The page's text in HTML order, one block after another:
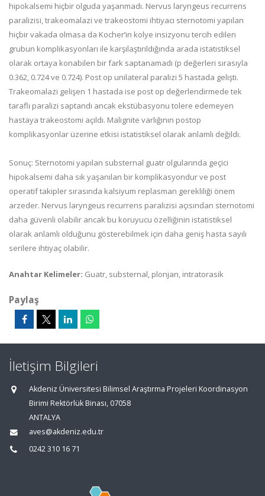
hipokalsemi hiçbir olguda yaşanmadı. Nervus laryngeus recurrens
paralizisi, trakeomalazi ve trakeostomi ihtiyacı sternotomi yapılan
hiçbir vakada olmasa da Kocher’in kolye insizyonu tercih edilen
grubun komplikasyonları ile karşılaştırıldığında arada istatistiksel
olarak ortaya konabilen bir fark saptanamadı (p değerleri sırasıyla
0.362, 0.724 ve 0.724). Post op unilateral paralizi 5 hastada gelişti.
Trakeomalazi gelişen 1 hastada ise post op değerlendirmede tek
taraflı paralizi saptandı ancak ekstübasyonu tolere edemeyen
hastaya trakeostomi açıldı. Malignite varlığının postop
komplikasyonlar üzerine etkisi istatistiksel olarak anlamlı değildi.
Sonuç: Sternotomi yapılan substernal guatr olgularında geçici
hipokalsemi daha sık yaşanılan bir komplikasyondur ve post
operatif takipler sırasında kalsiyum replasman gerekliliği önem
arzeder. Nervus laryngeus recurrens paralizisi açısından sternotomi
daha güvenli olabilir ancak bu koruyucu özelliğinin istatistiksel
olarak anlamlı olduğunu gösterebilmek için daha geniş hasta sayılı
serilere ihtiyaç olabilir.
Anahtar Kelimeler: Guatr, substernal, plonjan, intratorasik
Paylaş
İletişim Bilgileri
Akdeniz Üniversitesi Bilimsel Araştırma Projeleri Koordinasyon
Birimi Rektörlük Binası, 07058
ANTALYA
aves@akdeniz.edu.tr
0242 310 16 71